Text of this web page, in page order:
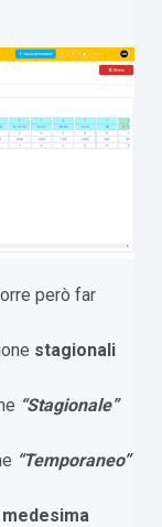
però far
stagionali
“Stagionale”
“Temporaneo”
medesima